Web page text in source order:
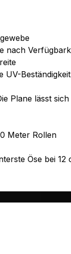
nach
UV-
Plane lässt
Meter Rollen
Öse bei